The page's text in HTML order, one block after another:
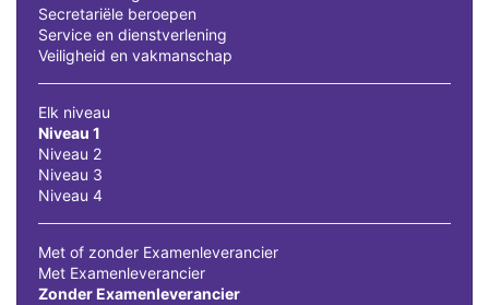
Secretariële beroepen
Service en dienstverlening
Veiligheid en vakmanschap
Elk niveau
Niveau 1
Niveau 2
Niveau 3
Niveau 4
Met of zonder Examenleverancier
Met Examenleverancier
Zonder Examenleverancier